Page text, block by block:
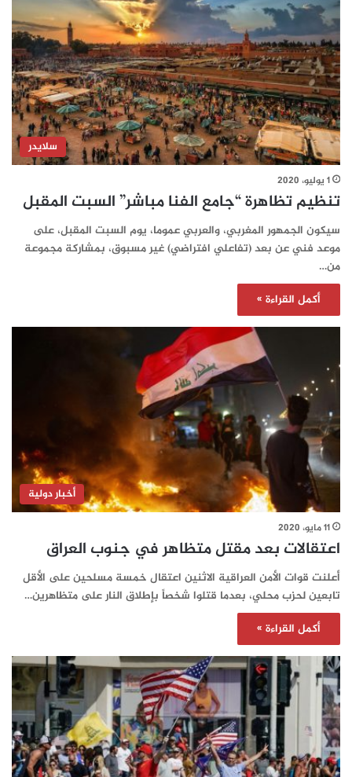
سلايدر
1 يوليو، 2020
تنظيم تظاهرة “جامع الفنا مباشر” السبت المقبل
سيكون الجمهور المغربي، والعربي عموما، يوم السبت المقبل، على
موعد فني عن بعد (تفاعلي افتراضي) غير مسبوق، بمشاركة مجموعة
من…
أكمل القراءة »
أخبار دولية
11 مايو، 2020
اعتقالات بعد مقتل متظاهر في جنوب العراق
أعلنت قوات الأمن العراقية الاثنين اعتقال خمسة مسلحين على الأقل
تابعين لحزب محلي، بعدما قتلوا شخصاً بإطلاق النار على متظاهرين…
أكمل القراءة »